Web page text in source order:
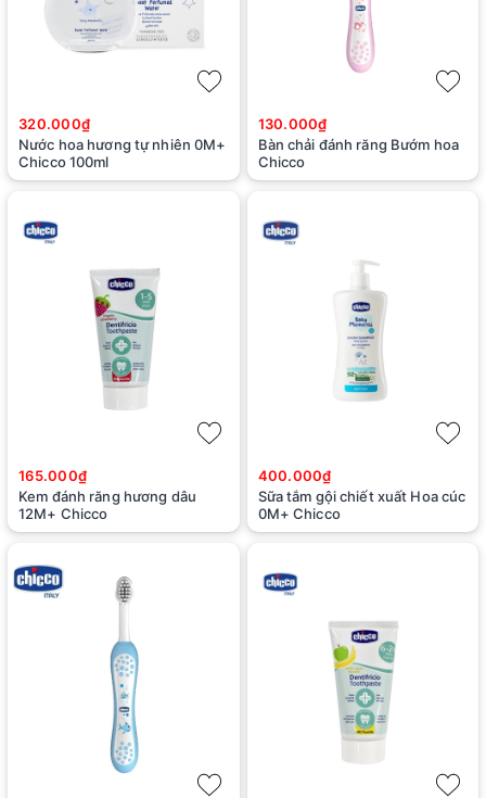
320.000₫
Nước hoa hương tự nhiên 0M+
Chicco 100ml
130.000₫
Bàn chải đánh răng Bướm hoa
Chicco
165.000₫
Kem đánh răng hương dâu
12M+ Chicco
400.000₫
Sữa tắm gội chiết xuất Hoa cúc
0M+ Chicco